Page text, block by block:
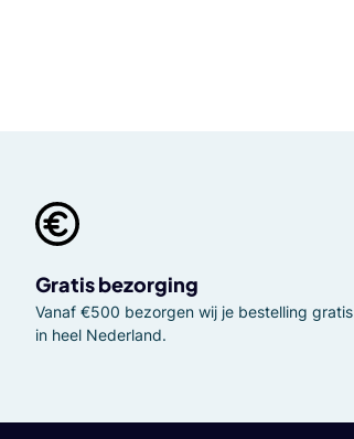
Gratis bezorging
Vanaf €500 bezorgen wij je bestelling gratis
in heel Nederland.